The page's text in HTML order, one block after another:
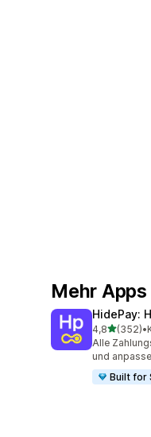
Mehr
HidePay:
4,8von 5
(352)
352 •
Alle
und
Built for